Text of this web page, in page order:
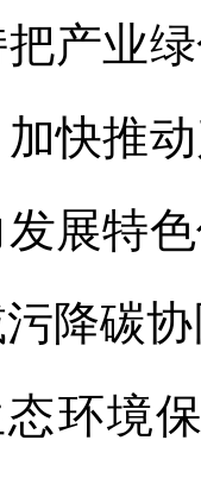
产业
快推
展特
降碳
环境